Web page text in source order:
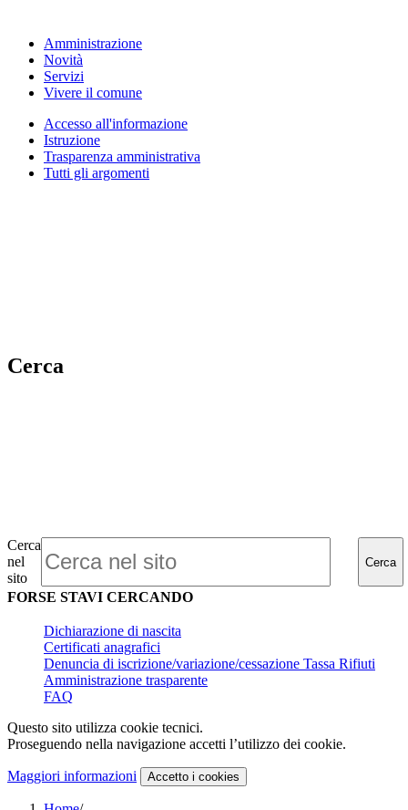
Amministrazione
Novità
Servizi
Vivere il comune
Accesso all'informazione
Istruzione
Trasparenza amministrativa
Tutti gli argomenti
Cerca
Cerca
nel
sito
Cerca
FORSE STAVI CERCANDO
Dichiarazione di nascita
Certificati anagrafici
Denuncia di iscrizione/variazione/cessazione Tassa Rifiuti
Amministrazione trasparente
FAQ
Questo sito utilizza cookie tecnici.
Proseguendo nella navigazione accetti l’utilizzo dei cookie.
Maggiori informazioni Accetto i cookies